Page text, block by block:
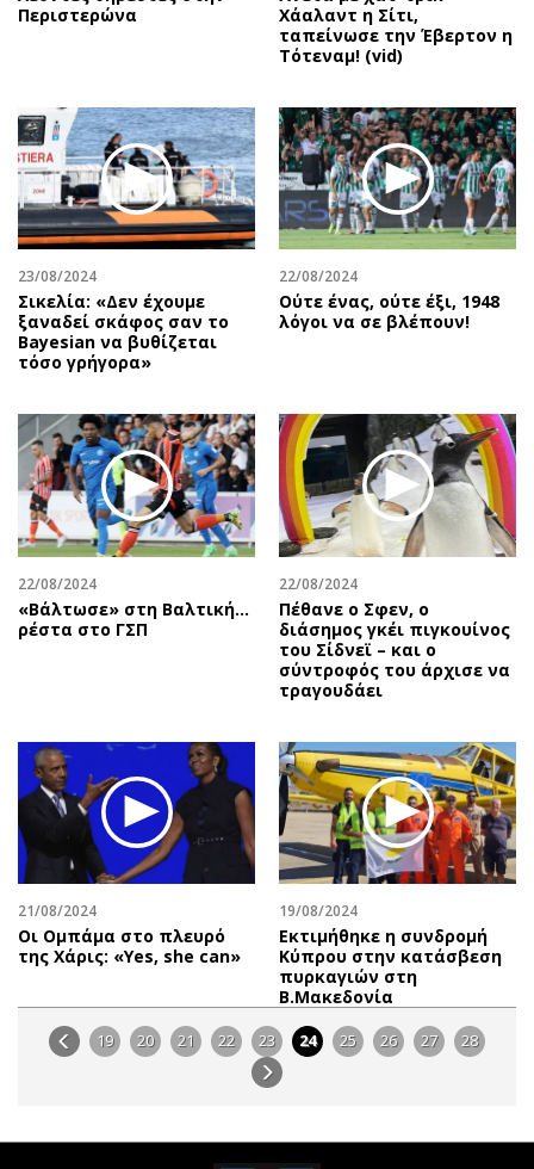
Περιστερώνα
Χάαλαντ η Σίτι,
ταπείνωσε την Έβερτον η
Τότεναμ! (vid)
23/08/2024
Σικελία: «Δεν έχουμε
ξαναδεί σκάφος σαν το
Bayesian να βυθίζεται
τόσο γρήγορα»
22/08/2024
Ούτε ένας, ούτε έξι, 1948
λόγοι να σε βλέπουν!
22/08/2024
«Βάλτωσε» στη Βαλτική...
ρέστα στο ΓΣΠ
22/08/2024
Πέθανε ο Σφεν, ο
διάσημος γκέι πιγκουίνος
του Σίδνεϊ – και ο
σύντροφός του άρχισε να
τραγουδάει
21/08/2024
Οι Ομπάμα στο πλευρό
της Χάρις: «Yes, she can»
19/08/2024
Εκτιμήθηκε η συνδρομή
Κύπρου στην κατάσβεση
πυρκαγιών στη
Β.Μακεδονία
19 20 21 22 23 24 25 26 27 28